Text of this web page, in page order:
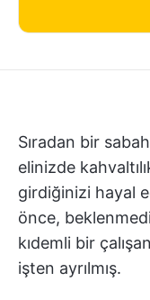
Sıradan bir
elinizde
girdiğinizi hayal
önce,
kıdemli bir
işten ayrılmış.